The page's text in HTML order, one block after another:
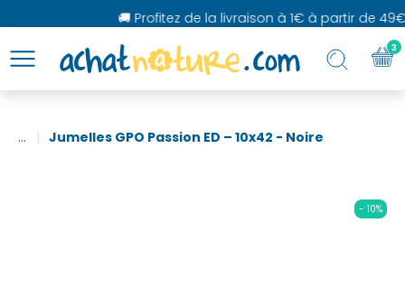
🚚 Profitez de la livraison à 1€ à partir de 49€
... Jumelles GPO Passion ED – 10x42 - Noire
- 10%
3